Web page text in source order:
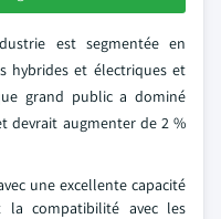
est segmentée en
hybrides et électriques et
grand public a dominé
devrait augmenter de 2 %
une excellente capacité
la compatibilité avec les